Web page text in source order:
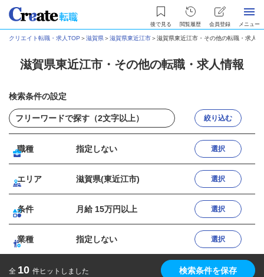
後で見る 閲覧履歴 会員登録 メニュー
クリエイト転職・求人TOP ＞滋賀県＞滋賀県東近江市＞滋賀県東近江市・その他の転職・求人情
滋賀県東近江市・その他の転職・求人情報
検索条件の設定
絞り込む
職種 指定しない 選択
エリア 滋賀県(東近江市) 選択
条件 月給 15万円以上 選択
業種 指定しない 選択
全 10 件ヒットしました 検索条件を保存